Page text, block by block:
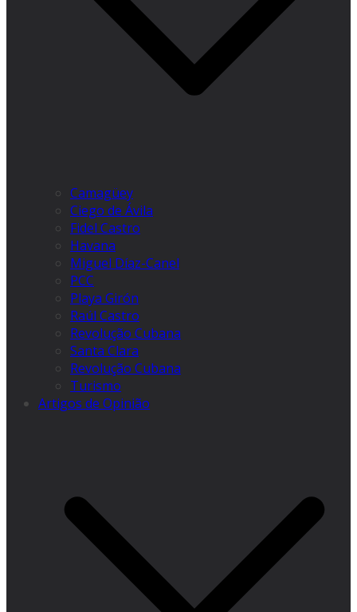
Camagüey
Ciego de Ávila
Fidel Castro
Havana
Miguel Díaz-Canel
PCC
Playa Girón
Raúl Castro
Revolução Cubana
Santa Clara
Revolução Cubana
Turismo
Artigos de Opinião